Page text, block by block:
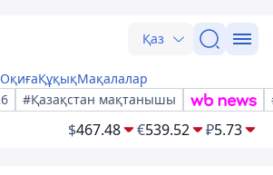
Қаз
ОқиғаҚұқықМақалалар
#Қазақстан мақтанышы
$467.48 €539.52 ₽5.73